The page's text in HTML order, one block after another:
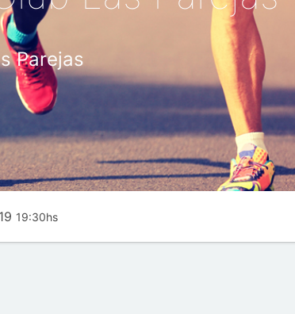
Parejas
19:30hs